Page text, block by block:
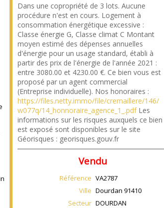
Dans une copropriété de 3 lots. Aucune
procédure n'est en cours. Logement à
consommation énergétique excessive :
Classe énergie G, Classe climat C Montant
moyen estimé des dépenses annuelles
d'énergie pour un usage standard, établi à
partir des prix de l'énergie de l'année 2021 :
entre 3080.00 et 4230.00 €. Ce bien vous est
proposé par un agent commercial
(Entreprise individuelle). Nos honoraires :
https://files.netty.immo/file/cremaillere/146/
w077q/14_honnoraire_agence_1_.pdfLes
informations sur les risques auxquels ce bien
est exposé sont disponibles sur le site
Géorisques : georisques.gouv.fr
Vendu
Référence VA2787
Ville Dourdan 91410
Secteur DOURDAN